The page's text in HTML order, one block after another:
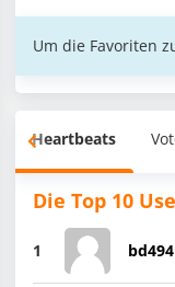
Um die Favoriten
Heartbeats
Die Top 10
1